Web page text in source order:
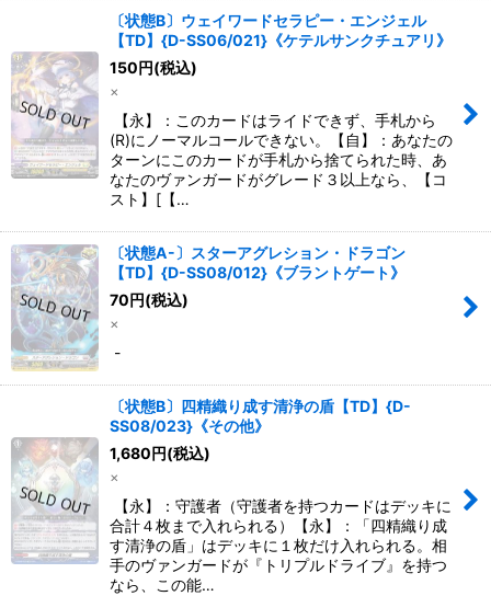
〔状態B〕ウェイワードセラピー・エンジェル
【TD】{D-SS06/021}《ケテルサンクチュアリ》
150円(税込)
×
【永】：このカードはライドできず、手札から
(R)にノーマルコールできない。【自】：あなたの
ターンにこのカードが手札から捨てられた時、あ
なたのヴァンガードがグレード３以上なら、【コ
スト】[【…
〔状態A-〕スターアグレション・ドラゴン
【TD】{D-SS08/012}《ブラントゲート》
70円(税込)
×
-
〔状態B〕四精織り成す清浄の盾【TD】{D-
SS08/023}《その他》
1,680円(税込)
×
【永】：守護者（守護者を持つカードはデッキに
合計４枚まで入れられる）【永】：「四精織り成
す清浄の盾」はデッキに１枚だけ入れられる。相
手のヴァンガードが『トリプルドライブ』を持つ
なら、この能…